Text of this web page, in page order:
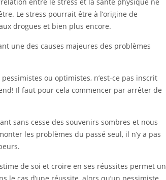
Le stress pourrait être à l’origine de
drogues et bien plus encore.
une des causes majeures des problèmes
ou optimistes, n’est-ce pas inscrit
Il faut pour cela commencer par arrêter de
sans cesse des souvenirs sombres et nous
les problèmes du passé seul, il n’y a pas
de soi et croire en ses réussites permet un